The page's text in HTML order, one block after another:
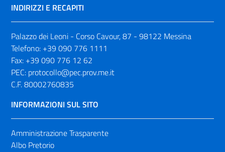
INDIRIZZI E RECAPITI
Palazzo dei Leoni - Corso Cavour, 87 - 98122 Messina
Telefono: +39 090 776 1111
Fax: +39 090 776 12 62
PEC: protocollo@pec.prov.me.it
C.F. 80002760835
INFORMAZIONI SUL SITO
Amministrazione Trasparente
Albo Pretorio